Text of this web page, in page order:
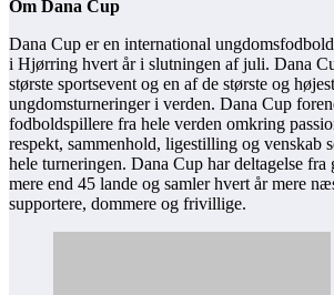
Om Dana Cup
Dana Cup er en international
i Hjørring hvert år i slutningen af juli. Dana
største sportsevent og en af de største og
ungdomsturneringer i verden. Dana Cup
fodboldspillere fra hele verden omkring
respekt, sammenhold, ligestilling og venskab
hele turneringen. Dana Cup har deltagelse
mere end 45 lande og samler hvert år mere
supportere, dommere og frivillige.